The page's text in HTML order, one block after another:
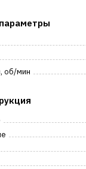
об/мин